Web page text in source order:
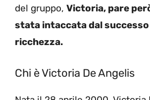
del gruppo, Victoria, pare
stata intaccata dal successo
ricchezza.
Chi è Victoria De Angelis